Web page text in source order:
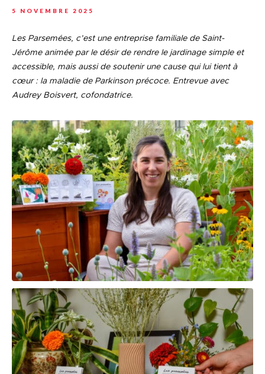
5 NOVEMBRE 2025
Les Parsemées, c’est une entreprise familiale de Saint-
Jérôme animée par le désir de rendre le jardinage simple et
accessible, mais aussi de soutenir une cause qui lui tient à
cœur : la maladie de Parkinson précoce. Entrevue avec
Audrey Boisvert, cofondatrice.